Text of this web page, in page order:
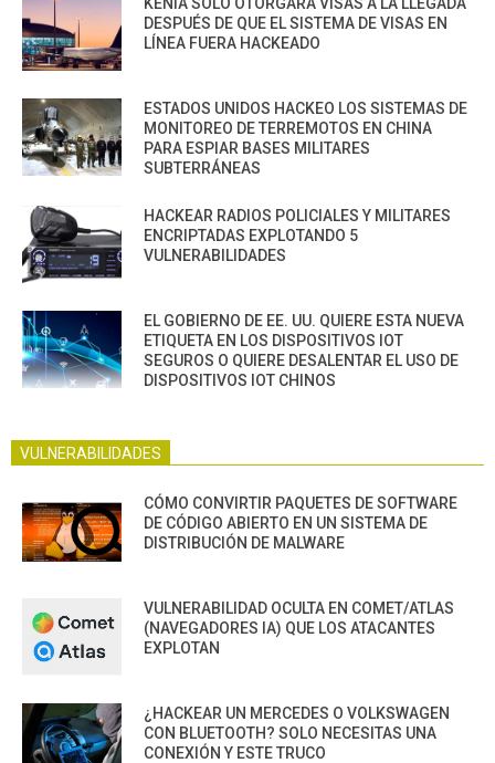
DESPUÉS DE QUE EL SISTEMA DE VISAS EN
LÍNEA FUERA HACKEADO
ESTADOS UNIDOS HACKEO LOS SISTEMAS DE
MONITOREO DE TERREMOTOS EN CHINA
PARA ESPIAR BASES MILITARES
SUBTERRÁNEAS
HACKEAR RADIOS POLICIALES Y MILITARES
ENCRIPTADAS EXPLOTANDO 5
VULNERABILIDADES
EL GOBIERNO DE EE. UU. QUIERE ESTA NUEVA
ETIQUETA EN LOS DISPOSITIVOS IOT
SEGUROS O QUIERE DESALENTAR EL USO DE
DISPOSITIVOS IOT CHINOS
VULNERABILIDADES
CÓMO CONVIRTIR PAQUETES DE SOFTWARE
DE CÓDIGO ABIERTO EN UN SISTEMA DE
DISTRIBUCIÓN DE MALWARE
VULNERABILIDAD OCULTA EN COMET/ATLAS
(NAVEGADORES IA) QUE LOS ATACANTES
EXPLOTAN
¿HACKEAR UN MERCEDES O VOLKSWAGEN
CON BLUETOOTH? SOLO NECESITAS UNA
CONEXIÓN Y ESTE TRUCO